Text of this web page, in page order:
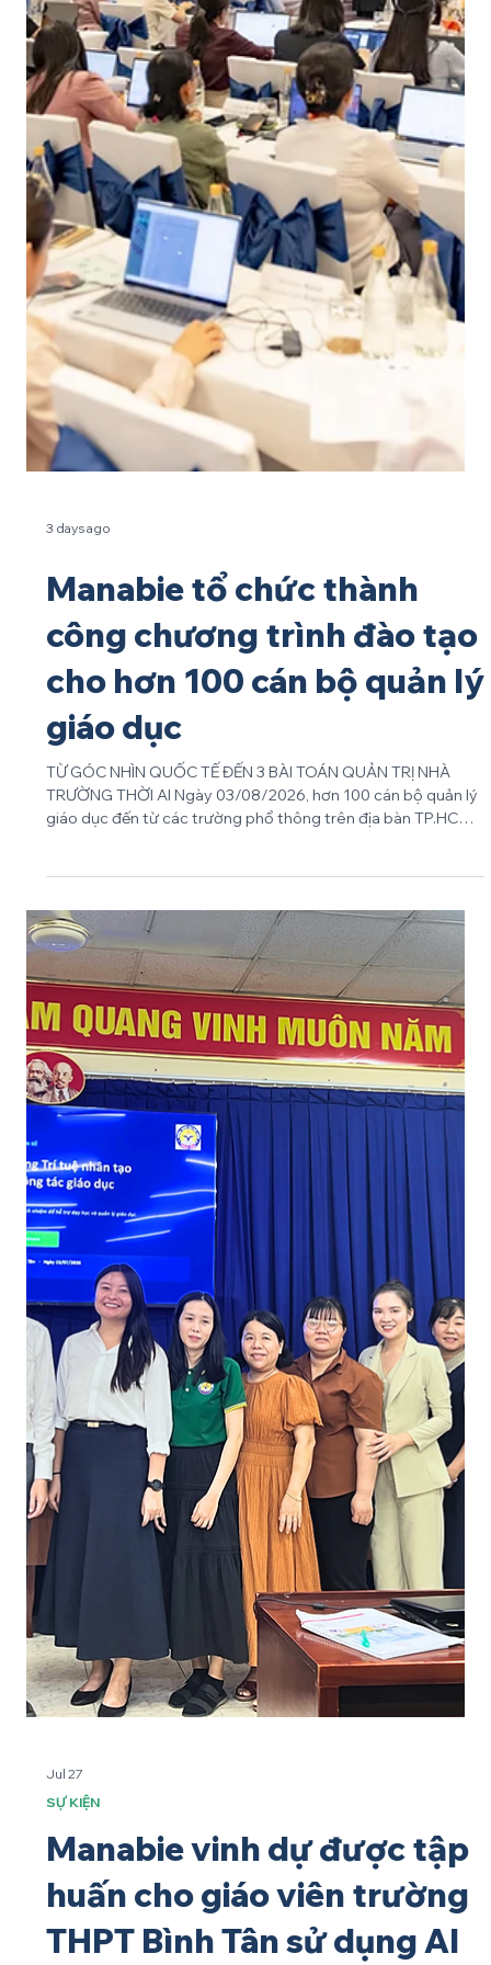
Manabie tổ chức thành
công chương trình đào tạo
cho hơn 100 cán bộ quản lý
giáo dục
TỪ GÓC NHÌN QUỐC TẾ ĐẾN 3 BÀI TOÁN QUẢN TRỊ NHÀ
TRƯỜNG THỜI AI Ngày 03/08/2026, hơn 100 cán bộ quản lý
đã cùng tham gia chương trình đào tạo "Ứng dụng Trí tuệ
quản lý các trường phổ thông" tại Khách sạn Pullman Saigon
Centre. Chương trình do Công ty TNHH Manabie Việt Nam
phối hợp cùng Trung tâm Thông tin và Chương trình Giáo
dục – Sở Giáo dục và Đào tạo TP.HCM, Vi
Jul 27
SỰ KIỆN
Manabie vinh dự được tập